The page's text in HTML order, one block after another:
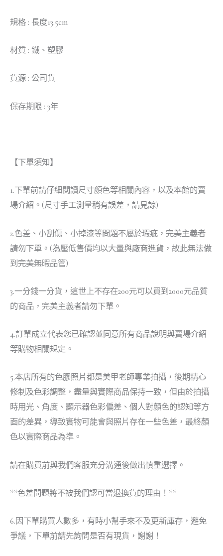
規格 : 長度13.5cm
材質 : 鐵、塑膠
貨源 : 公司貨
保存期限 : 3年
【下單須知】
1.下單前請仔細閱讀尺寸顏色等相關內容，以及本館的賣
場介紹。(尺寸手工測量稍有誤差，請見諒)
2.色差、小刮傷、小掉漆等問題不屬於瑕疵，完美主義者
請勿下單。(為壓低售價均以大量與廠商進貨，故此無法做
到完美無暇品管)
3.一分錢一分貨，這世上不存在200元可以買到2000元品質
的商品，完美主義者請勿下單。
4.訂單成立代表您已確認並同意所有商品說明與賣場介紹
等購物相關規定。
5.本店所有的色膠照片都是美甲老師專業拍攝，後期精心
修制及色彩調整，盡量與實際商品保持一致，但由於拍攝
時用光、角度、顯示器色彩偏差、個人對顏色的認知等方
面的差異，導致實物可能會與照片存在一些色差，最終顏
色以實際商品為準。
請在購買前與我們客服充分溝通後做出慎重選擇。
**色差問題將不被我們認可當退換貨的理由！**
6.因下單購買人數多，有時小幫手來不及更新庫存，避免
爭議，下單前請先詢問是否有現貨，謝謝！